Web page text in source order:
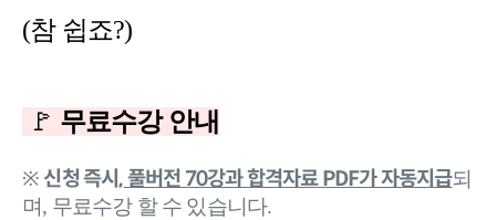
(참 쉽죠?)
🚩 무료수강 안내
※ 신청 즉시,풀버전 70강과 합격자료 PDF가 자동지급되
며, 무료수강 할 수 있습니다.